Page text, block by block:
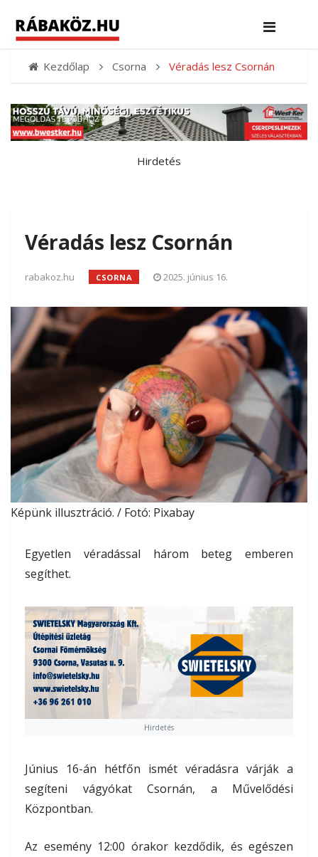
Kezdőlap Csorna Véradás lesz Csornán
Hirdetés
Véradás lesz Csornán
rabakoz.hu CSORNA 2025. június 16.
Képünk illusztráció. / Fotó: Pixabay
Egyetlen véradással három beteg emberen
segíthet.
Hirdetés
Június 16-án hétfőn ismét véradásra várják a
segíteni vágyókat Csornán, a Művelődési
Központban.
Az esemény 12:00 órakor kezdődik, és egészen